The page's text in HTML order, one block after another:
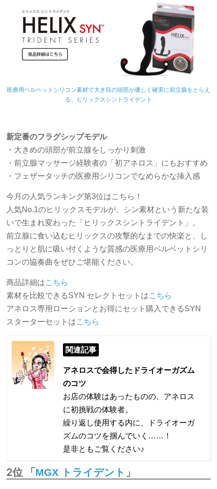
医療用ベルベットシリコン素材で大き目の頭部が優しく確実に前立腺をとらえ
る、ヒリックスシントライデント
新定番のフラグシップモデル
・大きめの頭部が前立腺をしっかり刺激
・前立腺マッサージ経験者の「初アネロス」にもおすすめ
・フェザータッチの医療用シリコンでなめらかな挿入感
今月の人気ランキング第3位はこちら！
人気No.1のヒリックスモデルが、シン素材という新たな装
いで生まれ変わった「ヒリックスシントライデント」。
前立腺に食い込むヒリックスの攻撃的なまでの快楽と、し
っとりと肌に吸い付くような質感の医療用ベルベットシリ
コンの協奏曲をぜひご堪能ください。
商品詳細はこちら
素材を比較できるSYN セレクトセットはこちら
アネロス専用ローションとお得にセット購入できるSYN
スターターセットはこちら
関連記事
アネロスで会得したドライオーガズム
のコツ
お店の体験はあったものの、アネロス
に初挑戦の体験者。
繰り返し使用する内に、ドライオーガ
ズムのコツを掴んでいく……！
是非ともご覧ください♪
2位 「MGX トライデント 」